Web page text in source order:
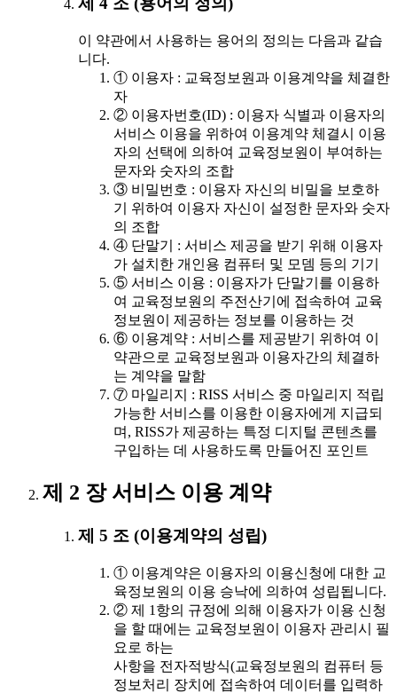
이 약관에서 사용하는 용어의 정의는 다음과 같습
니다.
① 이용자 : 교육정보원과 이용계약을 체결한
자
② 이용자번호(ID) : 이용자 식별과 이용자의
서비스 이용을 위하여 이용계약 체결시 이용
자의 선택에 의하여 교육정보원이 부여하는
문자와 숫자의 조합
③ 비밀번호 : 이용자 자신의 비밀을 보호하
기 위하여 이용자 자신이 설정한 문자와 숫자
의 조합
④ 단말기 : 서비스 제공을 받기 위해 이용자
가 설치한 개인용 컴퓨터 및 모뎀 등의 기기
⑤ 서비스 이용 : 이용자가 단말기를 이용하
여 교육정보원의 주전산기에 접속하여 교육
정보원이 제공하는 정보를 이용하는 것
⑥ 이용계약 : 서비스를 제공받기 위하여 이
약관으로 교육정보원과 이용자간의 체결하
는 계약을 말함
⑦ 마일리지 : RISS 서비스 중 마일리지 적립
가능한 서비스를 이용한 이용자에게 지급되
며, RISS가 제공하는 특정 디지털 콘텐츠를
구입하는 데 사용하도록 만들어진 포인트
제 2 장 서비스 이용 계약
제 5 조 (이용계약의 성립)
① 이용계약은 이용자의 이용신청에 대한 교
육정보원의 이용 승낙에 의하여 성립됩니다.
② 제 1항의 규정에 의해 이용자가 이용 신청
을 할 때에는 교육정보원이 이용자 관리시 필
요로 하는
사항을 전자적방식(교육정보원의 컴퓨터 등
정보처리 장치에 접속하여 데이터를 입력하